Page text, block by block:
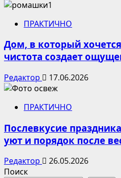
ПРАКТИЧНО
Дом, в который
чистота создает
Редактор 17.06.2026
ПРАКТИЧНО
Послевкусие
уют и порядок после
Редактор
26.05.2026
Поиск